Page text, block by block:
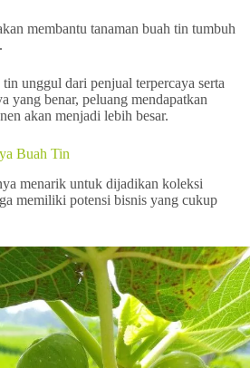
membantu tanaman buah tin tumbuh
unggul dari penjual terpercaya serta
yang benar, peluang mendapatkan
akan menjadi lebih besar.
Buah Tin
menarik untuk dijadikan koleksi
memiliki potensi bisnis yang cukup